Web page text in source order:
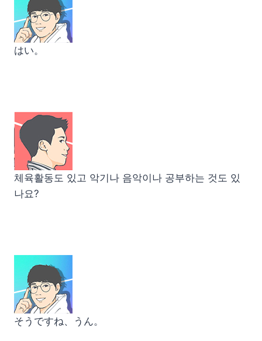
はい。
체육활동도 있고 악기나 음악이나 공부하는 것도 있
나요?
そうですね、うん。